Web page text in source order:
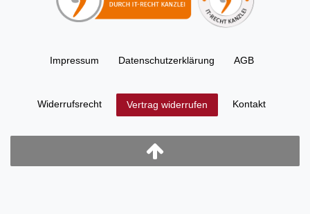
Impressum Daten­schutz­erklärung AGB
Widerrufs­recht Vertrag widerrufen Kontakt